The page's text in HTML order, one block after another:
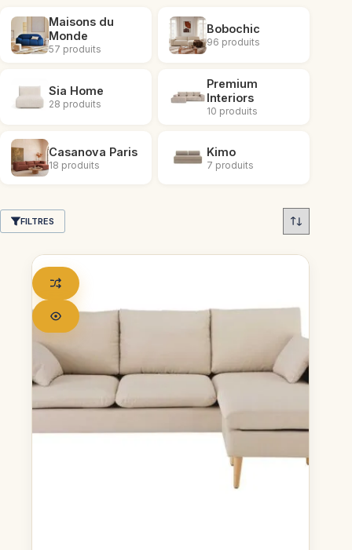
Maisons du
Monde
57 produits
Bobochic
96 produits
Sia Home
28 produits
Premium
Interiors
10 produits
Casanova Paris
18 produits
Kimo
7 produits
FILTRES